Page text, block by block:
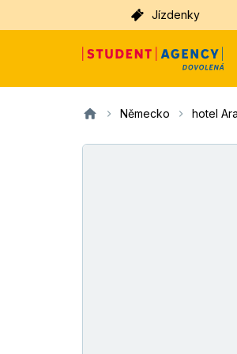
Jízdenky
Německo hotel